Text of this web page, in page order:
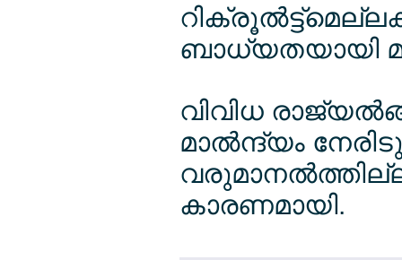
ബാധ്യതയായി
വിവിധ
മാല്‍ന്ദ്യം
കാരണമായി.